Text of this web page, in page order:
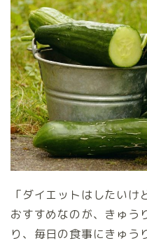
「ダイエットはしたい
おすすめなのが、きゅう
り、毎日の食事にきゅう